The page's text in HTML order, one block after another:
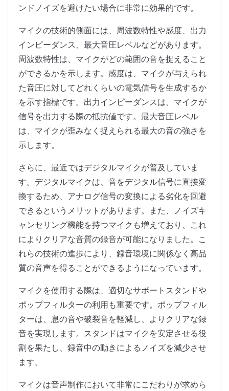
ンドノイズを避けたい場合に非常に効果的です。
マイクの技術的側面には、周波数特性や感度、出力
インピーダンス、最大音圧レベルなどがあります。
周波数特性は、マイクがどの範囲の音を捉えること
ができるかを示します。感度は、マイクが与えられ
た音圧に対してどれくらいの電気信号を生成するか
を示す指標です。出力インピーダンスは、マイクが
信号を出力する際の抵抗値です。最大音圧レベル
は、マイクが歪みなく捉えられる最大の音の強さを
示します。
さらに、最近ではデジタルマイクが普及していま
す。デジタルマイクは、音をデジタル信号に直接変
換するため、アナログ信号の変換による劣化を回避
できるというメリットがあります。また、ノイズキ
ャンセリング機能を持つマイクも増えており、これ
によりクリアな音質の録音が可能になりました。こ
れらの技術の進歩により、録音環境に関係なく高品
質の音声を得ることができるようになっています。
マイクを使用する際は、適切なサポートスタンドや
ポップフィルターの利用も重要です。ポップフィル
ターは、息の音や破裂音を軽減し、よりクリアな録
音を実現します。スタンドはマイクを安定させる役
割を果たし、録音中の動きによるノイズを減少させ
ます。
マイクは音声制作において非常にこだわりが求めら